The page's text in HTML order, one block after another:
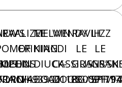
10/49390011880091194
ALIZEE
OF
LIN
CHI
MELVIN
KING
DIUCK-
BOAZ
WENDY
DI
CASSIUS
DOGS
RAVIH
LE
GRANS’SKI
RG/SPF/
LIZZ
LE
SPF/